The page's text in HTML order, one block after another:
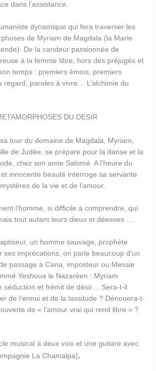
dans l’assistance.
dynamique qui fera traverser les
de Myriam de Magdala (la Marie
De la candeur passionnée de
à la femme libre, hors des préjugés et
temps : premiers émois, premiers
regard, paroles à vivre… L’alchimie du
DU DESIR
tour du domaine de Magdala, Myriam,
de Judée, se prépare pour la danse et la
chez son amie Salomé. A l’heure du
innocente beauté interroge sa servante
de la vie et de l’amour.
l’homme, si difficile à comprendre, qui
tout autant leurs dieux et déesses …
un homme sauvage, prophète
ses imprécations, on parle beaucoup d’un
passage à Cana, imposteur ou Messie
Yeshoua le Nazaréen : Myriam
séduction et frémit de désir… Sera-t-il
de l’ennui et de la lassitude ? Dénouera-t-
de « l’amour vrai qui rend libre » ?
musical à deux voix et une guitare avec
La Chamalpa).